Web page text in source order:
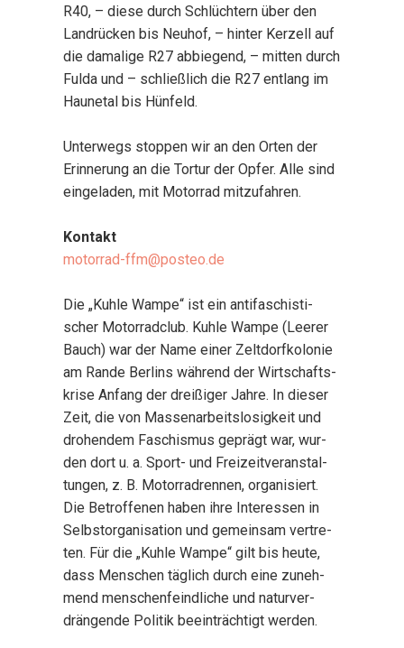
R40, – die­se durch Schlüch­tern über den
Land­rü­cken bis Neu­hof, – hin­ter Ker­zell auf
die dama­li­ge R27 abbie­gend, – mit­ten durch
Ful­da und – schließ­lich die R27 ent­lang im
Hau­ne­tal bis Hün­feld.
Unter­wegs stop­pen wir an den Orten der
Erin­ne­rung an die Tor­tur der Opfer. Alle sind
ein­ge­la­den, mit Motor­rad mit­zu­fah­ren.
Kon­takt
motorrad-ffm@posteo.de
Die „Kuh­le Wam­pe“ ist ein anti­fa­schis­ti­
scher Motor­rad­club. Kuh­le Wam­pe (Lee­rer
Bauch) war der Name einer Zelt­dorf­ko­lo­nie
am Ran­de Ber­lins wäh­rend der Wirt­schafts­
kri­se Anfang der drei­ßi­ger Jah­re. In die­ser
Zeit, die von Mas­sen­ar­beits­lo­sig­keit und
dro­hen­dem Faschis­mus geprägt war, wur­
den dort u. a. Sport- und Frei­zeit­ver­an­stal­
tun­gen, z. B. Motor­rad­ren­nen, orga­ni­siert.
Die Betrof­fe­nen haben ihre Inter­es­sen in
Selbst­or­ga­ni­sa­ti­on und gemein­sam ver­tre­
ten. Für die „Kuh­le Wam­pe“ gilt bis heu­te,
dass Men­schen täg­lich durch eine zuneh­
mend men­schen­feind­li­che und natur­ver­
drän­gen­de Poli­tik beein­träch­tigt wer­den.